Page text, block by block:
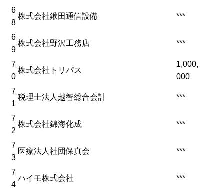
6
8
株式会社鍬田通信設備 ***
6
9
株式会社野沢工務店 ***
7
0
株式会社トリパス
1,000,
000
7
1
税理士法人越智総合会計 ***
7
2
株式会社錦海化成 ***
7
3
医療法人社団保真会 ***
7
4
ハイモ株式会社 ***